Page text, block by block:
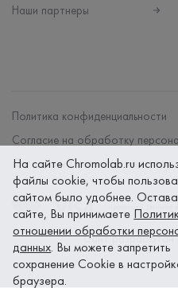
Наши партнеры
Политика конфиденциальности
Согласие на обработку
Договор на оказание мед. услуг
Сайт разработан
На сайте Chromolab.ru
файлы cookie, чтобы
сайтом было удобнее.
сайте, Вы принимаете
отношении обработки
данных. Вы можете запретить
сохранение Cookie в
браузера.